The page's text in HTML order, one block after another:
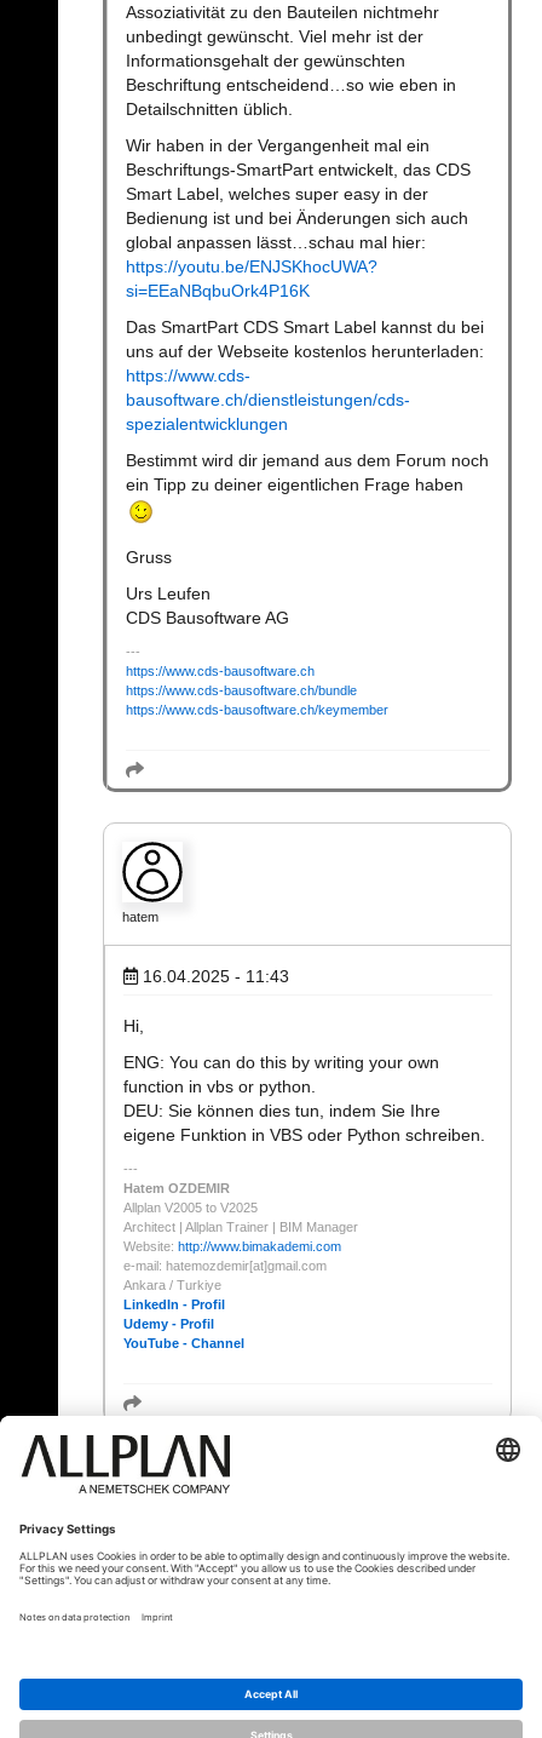
Assoziativität zu den Bauteilen nichtmehr
unbedingt gewünscht. Viel mehr ist der
Informationsgehalt der gewünschten
Beschriftung entscheidend…so wie eben in
Detailschnitten üblich.
Wir haben in der Vergangenheit mal ein
Beschriftungs-SmartPart entwickelt, das CDS
Smart Label, welches super easy in der
Bedienung ist und bei Änderungen sich auch
global anpassen lässt…schau mal hier:
https://youtu.be/ENJSKhocUWA?
si=EEaNBqbuOrk4P16K
Das SmartPart CDS Smart Label kannst du bei
uns auf der Webseite kostenlos herunterladen:
https://www.cds-
bausoftware.ch/dienstleistungen/cds-
spezialentwicklungen
Bestimmt wird dir jemand aus dem Forum noch
ein Tipp zu deiner eigentlichen Frage haben
Gruss
Urs Leufen
CDS Bausoftware AG
https://www.cds-bausoftware.ch
https://www.cds-bausoftware.ch/bundle
https://www.cds-bausoftware.ch/keymember
hatem
16.04.2025 - 11:43
Hi,
ENG: You can do this by writing your own
function in vbs or python.
DEU: Sie können dies tun, indem Sie Ihre
eigene Funktion in VBS oder Python schreiben.
Hatem OZDEMIR
Allplan V2005 to V2025
Architect | Allplan Trainer | BIM Manager
Website: http://www.bimakademi.com
e-mail: hatemozdemir[at]gmail.com
Ankara / Turkiye
LinkedIn - Profil
Udemy - Profil
YouTube - Channel
« Zurück
© ALLPLAN Schweiz AG ALLPLAN ist Teil derNemetschek Group